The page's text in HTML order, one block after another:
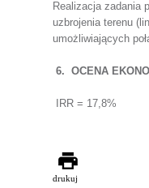
Realizacja zadania
uzbrojenia terenu
umożliwiających
6. OCENA
IRR = 17,8%
drukuj